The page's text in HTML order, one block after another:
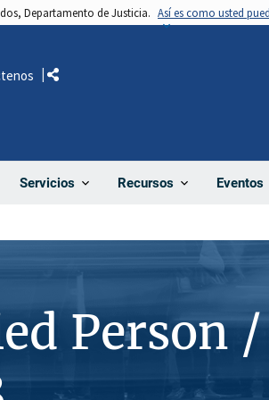
Departamento de Justicia. Así es como usted
Servicios Recursos Eventos
Comparte
Person /